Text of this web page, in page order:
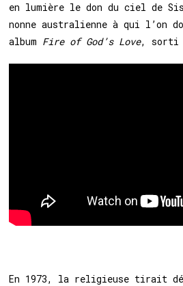
en lumière le don du ciel de
nonne australienne à qui l’on
album Fire of God’s Love, sorti
En 1973, la religieuse tirait